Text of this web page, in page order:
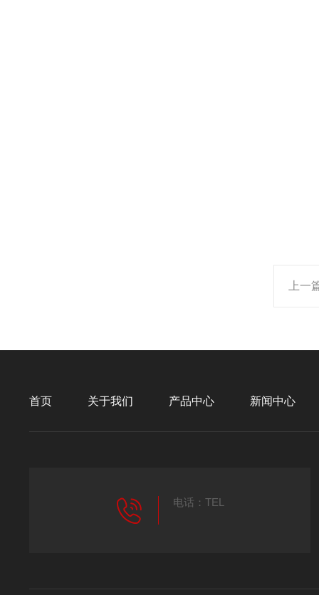
上一
首页 关于我们 产品中心 新闻中心
电话：TEL